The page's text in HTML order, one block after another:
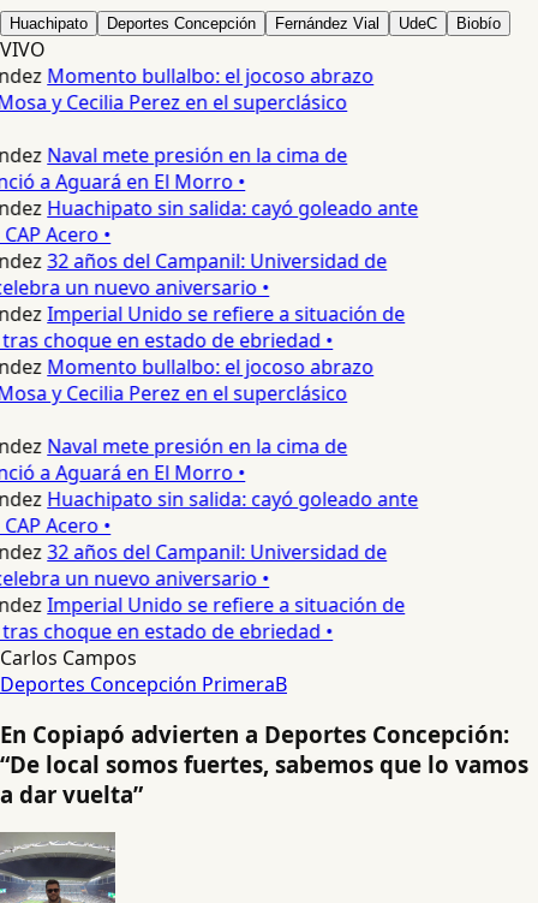
Huachipato Deportes Concepción Fernández Vial UdeC Biobío
VIVO
Momento bullalbo: el jocoso abrazo
y Cecilia Perez en el superclásico
Naval mete presión en la cima de
a Aguará en El Morro •
Huachipato sin salida: cayó goleado ante
Acero •
32 años del Campanil: Universidad de
un nuevo aniversario •
Imperial Unido se refiere a situación de
choque en estado de ebriedad •
Momento bullalbo: el jocoso abrazo
y Cecilia Perez en el superclásico
Naval mete presión en la cima de
a Aguará en El Morro •
Huachipato sin salida: cayó goleado ante
Acero •
32 años del Campanil: Universidad de
un nuevo aniversario •
Imperial Unido se refiere a situación de
choque en estado de ebriedad •
Carlos Campos
Deportes Concepción PrimeraB
En Copiapó advierten a Deportes Concepción:
“De local somos fuertes, sabemos que lo vamos
a dar vuelta”